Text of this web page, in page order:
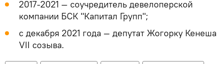
2017-2021 — соучредитель девелоперской
компании БСК "Капитал Групп";
c декабря 2021 года — депутат Жогорку Кенеша
VII созыва.